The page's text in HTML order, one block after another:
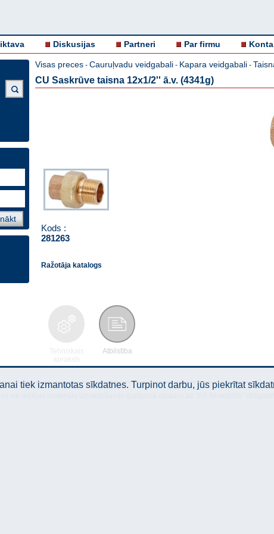
Diskusijas Partneri Par firmu
Visas preces - Cauruļvadu veidgabali - Kapara veidgabali -
CU Saskrūve taisna 12x1/2'' ā.v. (4341g)
Kods :
281263
Ražotāja katalogs
Atbilstība
tiek izmantotas sīkdatnes. Turpinot darbu, jūs piekrītat